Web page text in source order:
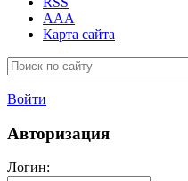
AAA
Карта сайта
Войти
Авторизация
Логин: